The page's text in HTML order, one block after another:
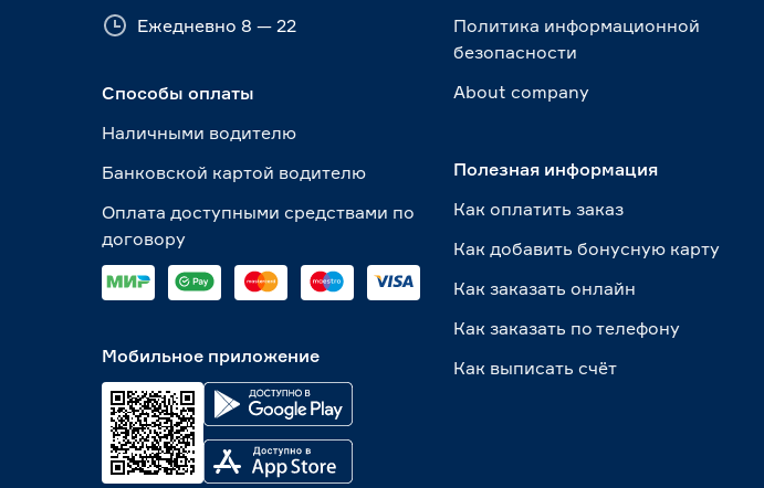
Ежедневно 8 — 22
Способы оплаты
Наличными водителю
Банковской картой водителю
Оплата доступными средствами по
договору
Мобильное приложение
Политика информационной
безопасности
About сompany
Полезная информация
Как оплатить заказ
Как добавить бонусную карту
Как заказать онлайн
Как заказать по телефону
Как выписать счёт